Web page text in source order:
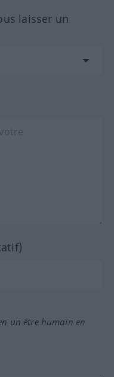
laisser un
un être humain en